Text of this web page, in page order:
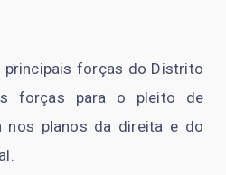
principais forças do Distrito
forças para o pleito de
nos planos da direita e do